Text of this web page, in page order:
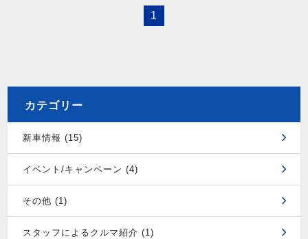
1
カテゴリー
新車情報 (15)
イベント/キャンペーン (4)
その他 (1)
スタッフによるクルマ紹介 (1)